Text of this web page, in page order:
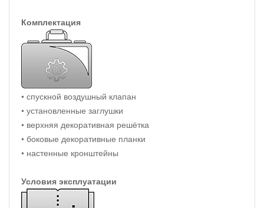
Комплектация
• спускной воздушный клапан
• установленные заглушки
• верхняя декоративная решётка
• боковые декоративные планки
• настенные кронштейны
Условия эксплуатации